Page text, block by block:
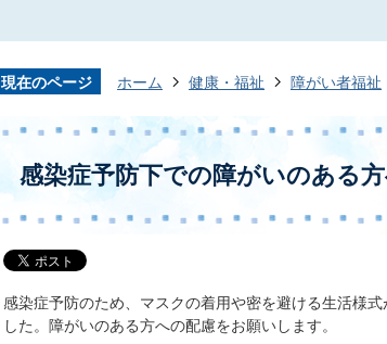
現在のページ ホーム 健康・福祉 障がい者福祉
感染症予防下での障がいのある
感染症予防のため、マスクの着用や密を避ける生活様
した。障がいのある方への配慮をお願いします。